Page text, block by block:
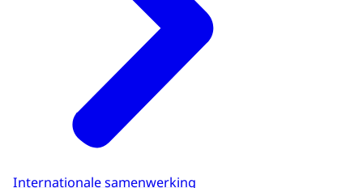
Internationale samenwerking